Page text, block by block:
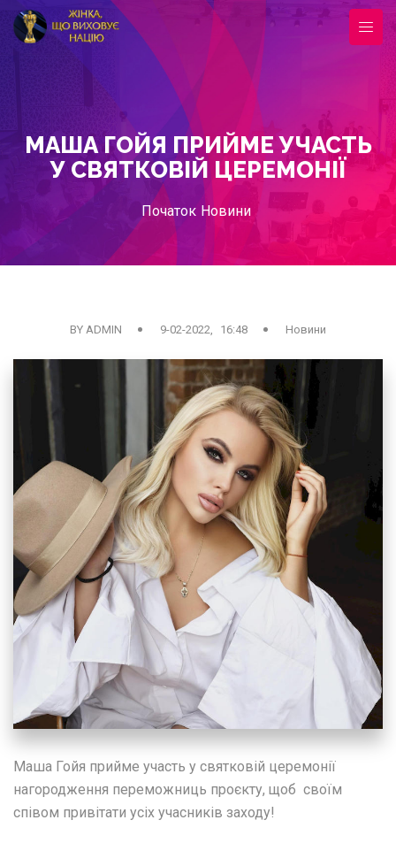
МАША ГОЙЯ ПРИЙМЕ УЧАСТЬ
У СВЯТКОВІЙ ЦЕРЕМОНІЇ
Початок Новини
BY ADMIN 9-02-2022, 16:48 Новини
Маша Гойя прийме участь у святковій церемонії
нагородження переможниць проєкту, щоб своїм
співом привітати усіх учасників заходу!